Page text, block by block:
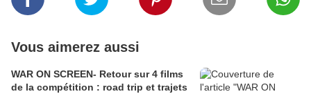
Vous aimerez aussi
WAR ON SCREEN- Retour sur 4 films
de la compétition : road trip et trajets